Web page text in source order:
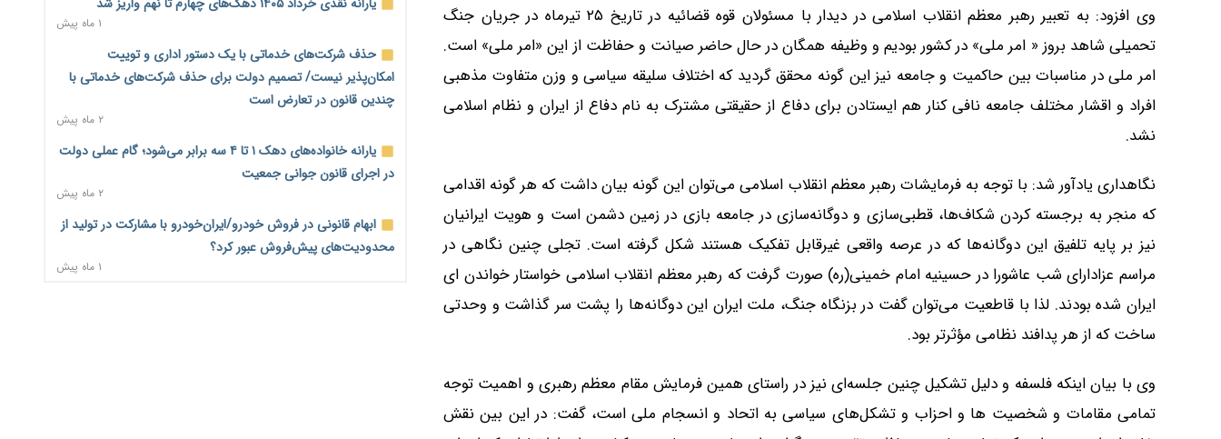
وی افزود: به تعبیر رهبر معظم انقلاب اسلامی در دیدار با مسئولان قوه قضائیه در تاریخ ۲۵ تیرماه در جریان جنگ
تحمیلی شاهد بروز « امر ملی» در کشور بودیم و وظیفه همگان در حال حاضر صیانت و حفاظت از این «امر ملی» است.
امر ملی در مناسبات بین حاکمیت و جامعه نیز این گونه محقق گردید که اختلاف سلیقه سیاسی و وزن متفاوت مذهبی
افراد و اقشار مختلف جامعه نافی کنار هم ایستادن برای دفاع از حقیقتی مشترک به نام دفاع از ایران و نظام اسلامی
نشد.
نگاهداری یادآور شد: با توجه به فرمایشات رهبر معظم انقلاب اسلامی می‌توان این گونه بیان داشت که هر گونه اقدامی
که منجر به برجسته کردن شکاف‌ها، قطبی‌سازی و دوگانه‎‌سازی در جامعه بازی در زمین دشمن است و هویت ایرانیان
نیز بر پایه تلفیق این دوگانه‌ها که در عرصه واقعی غیرقابل تفکیک هستند شکل گرفته است. تجلی چنین نگاهی در
مراسم عزادارای شب عاشورا در حسینیه امام خمینی(ره) صورت گرفت که رهبر معظم انقلاب اسلامی خواستار خواندن ای
ایران شده بودند. لذا با قاطعیت می‌توان گفت در بزنگاه جنگ، ملت ایران این دوگانه‌ها را پشت سر گذاشت و وحدتی
ساخت که از هر پدافند نظامی مؤثرتر بود.
وی با بیان اینکه فلسفه و دلیل تشکیل چنین جلسه‌ای نیز در راستای همین فرمایش مقام معظم رهبری و اهمیت توجه
تمامی مقامات و شخصیت ‌ها و احزاب و تشکل‌های سیاسی به اتحاد و انسجام ملی است، گفت: در این بین نقش
اختیارات جدید گمرکات برای تمدید ورود موقت کالا و خودرو تا
فهرست کالاهای فولادی و فلزات مشمول بازگشت ۱۰۰ درصد ارز
صادراتی ابلاغ شد
۱ روز پیش
مرحله سیزدهم کالابرگ در سایه تورم؛ قدرت خرید یارانه
یک‌میلیونی بیش از پیش آب رفت
۱ روز پیش
۱۴ مرداد؛ اولین «روز ملی کارفرما» در تقویم رسمی ایران/«روز
ملی کارفرما» چگونه به تقویم رسمی کشور رسید؟
۱ روز پیش
۱ ماه پیش
حذف شرکت‌های خدماتی با یک دستور اداری و توییت
امکان‌پذیر نیست/ تصمیم دولت برای حذف شرکت‌های خدماتی با
چندین قانون در تعارض است
۲ ماه پیش
یارانه خانواده‌های دهک ۱ تا ۴ سه برابر می‌شود؛ گام عملی دولت
در اجرای قانون جوانی جمعیت
۲ ماه پیش
ابهام قانونی در فروش خودرو/ایران‌خودرو با مشارکت در تولید از
محدودیت‌های پیش‌فروش عبور کرد؟
۱ ماه پیش